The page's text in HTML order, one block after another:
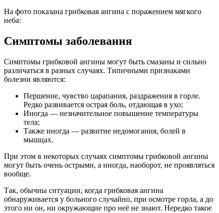
На фото показана грибковая ангина с поражением мягкого
неба:
Симптомы заболевания
Симптомы грибковой ангины могут быть смазаны и сильно
различаться в разных случаях. Типичными признаками
болезни являются:
Першение, чувство царапания, раздражения в горле.
Редко развивается острая боль, отдающая в ухо;
Иногда — незначительное повышение температуры
тела;
Также иногда — развитие недомогания, болей в
мышцах.
При этом в некоторых случаях симптомы грибковой ангины
могут быть очень острыми, а иногда, наоборот, не проявляться
вообще.
Так, обычны ситуации, когда грибковая ангина
обнаруживается у больного случайно, при осмотре горла, а до
этого ни он, ни окружающие про неё не знают. Нередко такое